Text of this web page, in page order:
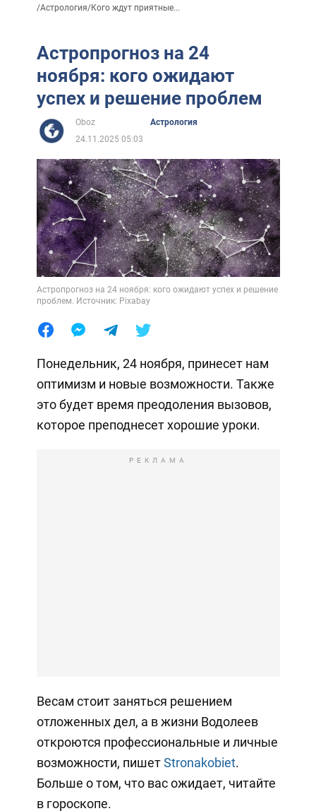
/Астрология/Кого ждут приятные...
Астропрогноз на 24
ноября: кого ожидают
успех и решение проблем
Oboz
Астрология
24.11.2025 05:03
Астропрогноз на 24 ноября: кого ожидают успех и решение
проблем. Источник: Pixabay
Понедельник, 24 ноября, принесет нам
оптимизм и новые возможности. Также
это будет время преодоления вызовов,
которое преподнесет хорошие уроки.
РЕКЛАМА
Весам стоит заняться решением
отложенных дел, а в жизни Водолеев
откроются профессиональные и личные
возможности, пишетStronakobiet.
Больше о том, что вас ожидает, читайте
в гороскопе.